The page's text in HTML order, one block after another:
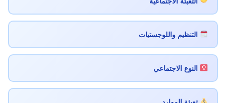
التنظيم واللوجستيات
النوع الاجتماعي